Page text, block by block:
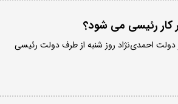
کار رئیسی می شود؟
احمدی‌نژاد روز شنبه از طرف دولت رئیسی